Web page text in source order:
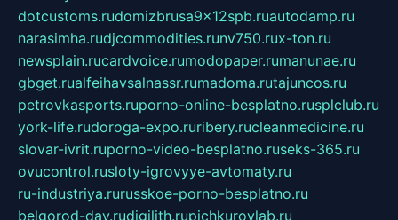
dotcustoms.rudomizbrusa9x12spb.ruautodamp.ru
narasimha.rudjcommodities.runv750.rux-ton.ru
newsplain.rucardvoice.rumodopaper.rumanunae.ru
gbget.rualfeihavsalnassr.rumadoma.rutajuncos.ru
petrovkasports.ruporno-online-besplatno.rusplclub.ru
york-life.rudoroga-expo.ruribery.rucleanmedicine.ru
slovar-ivrit.ruporno-video-besplatno.ruseks-365.ru
ovucontrol.rusloty-igrovyye-avtomaty.ru
ru-industriya.rurusskoe-porno-besplatno.ru
belgorod-day.rudigilith.rupichkurovlab.ru